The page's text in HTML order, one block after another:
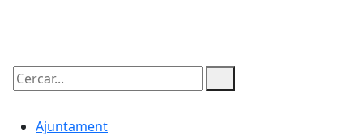
Cercar:
Ajuntament